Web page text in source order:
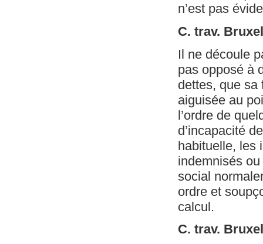
n’est pas
C. trav.
Il ne découle
pas opposé à
dettes, que sa
aiguisée au
l’ordre de
d’incapacité
habituelle, les
indemnisés
social
ordre et
calcul.
C. trav.